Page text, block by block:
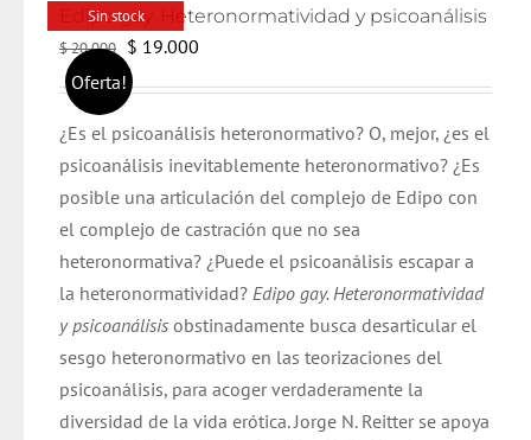
Sin stock
Oferta!
Edipo gay. Heteronormatividad y psicoanálisis
$20.000 El
precio
original
era:
$ 20.000.
$ 19.000
es:
$ 19.000.
¿Es el psicoanálisis heteronormativo? O, mejor, ¿es el
psicoanálisis inevitablemente heteronormativo? ¿Es
posible una articulación del complejo de Edipo con
el complejo de castración que no sea
heteronormativa? ¿Puede el psicoanálisis escapar a
la heteronormatividad? Edipo gay. Heteronormatividad
y psicoanálisis obstinadamente busca desarticular el
sesgo heteronormativo en las teorizaciones del
psicoanálisis, para acoger verdaderamente la
diversidad de la vida erótica. Jorge N. Reitter se apoya